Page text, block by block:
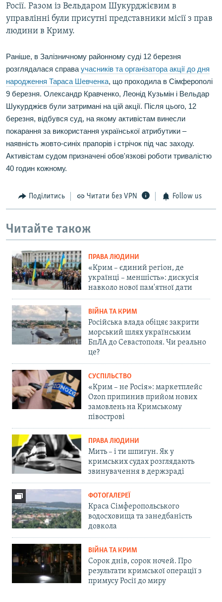
Росії. Разом із Вельдаром Шукурджієвим в
управлінні були присутні представники місії з прав
людини в Криму.
Раніше, в Залізничному районному суді 12 березня
розглядалася справа учасників та організатора акції до дня
народження Тараса Шевченка, що проходила в Сімферополі
9 березня. Олександр Кравченко, Леонід Кузьмін і Вельдар
Шукурджієв були затримані на цій акції. Після цього, 12
березня, відбувся суд, на якому активістам винесли
покарання за використання української атрибутики –
наявність жовто-синіх прапорів і стрічок під час заходу.
Активістам судом призначені обов'язкові роботи тривалістю
40 годин кожному.
Поділитись Читати без VPN Follow us
Читайте також
ПРАВА ЛЮДИНИ
«Крим – єдиний регіон, де
українці – меншість»: дискусія
навколо нової пам'ятної дати
ВІЙНА ТА КРИМ
Російська влада обіцяє закрити
морський шлях українським
БпЛА до Севастополя. Чи реально
це?
СУСПІЛЬСТВО
«Крим – не Росія»: маркетплейс
Ozon припинив прийом нових
замовлень на Кримському
півострові
ПРАВА ЛЮДИНИ
Мить – і ти шпигун. Як у
кримських судах розглядають
звинувачення в держзраді
ФОТОГАЛЕРЕЇ
Краса Сімферопольського
водосховища та занедбаність
довкола
ВІЙНА ТА КРИМ
Сорок днів, сорок ночей. Про
результати кримської операції з
примусу Росії до миру